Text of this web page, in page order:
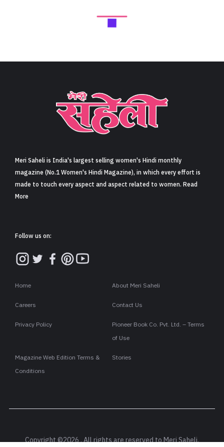
Meri Saheli is India's largest selling women's Hindi monthly
magazine (No.1 Women's Hindi Magazine), in which every effort is
made to touch every aspect and aspect related to women. Read
More
Follow us on:
Home About Meri Saheli
Careers Contact Us
Privacy Policy
Pioneer Book Co. Pvt. Ltd. – Terms
of Use
Magazine Web Edition Terms &
Conditions
Stories
Copyright ©2026 . All rights are reserved to Meri Saheli.